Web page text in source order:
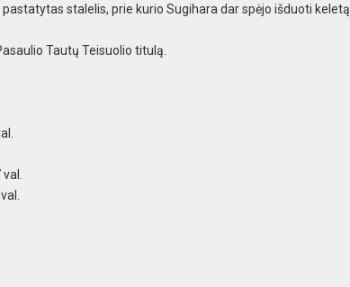
stalelis, prie kurio Sugihara dar spėjo išduoti keletą
Tautų Teisuolio titulą.
val.